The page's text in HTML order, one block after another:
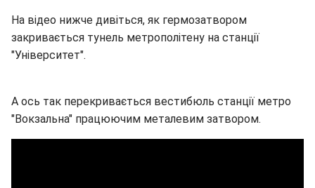
На відео нижче дивіться, як гермозатвором
закривається тунель метрополітену на станції
"Університет".
А ось так перекривається вестибюль станції метро
"Вокзальна" працюючим металевим затвором.